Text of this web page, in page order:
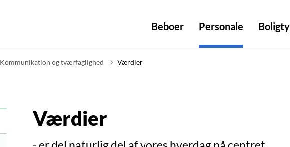
Beboer Personale
Tilbage til
Kommunikation og tværfaglighed Værdier
Værdier